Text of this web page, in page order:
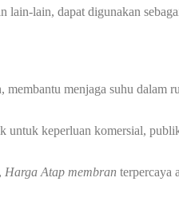
lain, dapat digunakan
menjaga suhu dalam
keperluan komersial,
Harga Atap membran terpercaya